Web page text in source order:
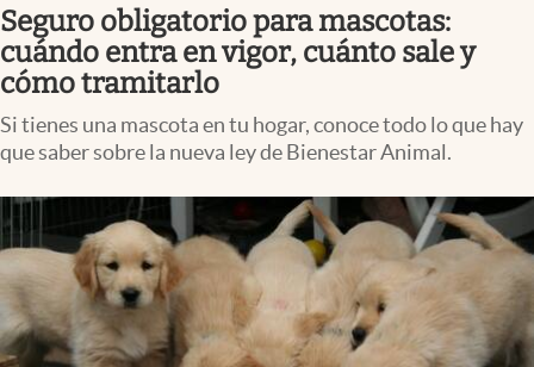
Seguro obligatorio para mascotas:
cuándo entra en vigor, cuánto sale y
cómo tramitarlo
Si tienes una mascota en tu hogar, conoce todo lo que hay
que saber sobre la nueva ley de Bienestar Animal.